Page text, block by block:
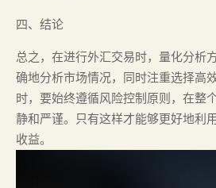
四、结论
总之，在进行外汇交易时，量化分析
确地分析市场情况，同时注重选择高
时，要始终遵循风险控制原则，在整
静和严谨。只有这样才能够更好地利
收益。